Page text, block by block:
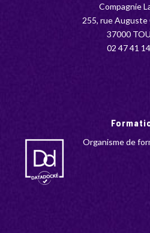
Compagnie
255, rue Auguste
37000
02 47 41
Organisme de